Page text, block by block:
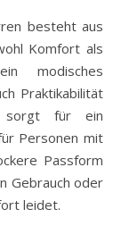
besteht aus
Komfort als
modisches
Praktikabilität
sorgt für ein
Personen mit
Passform
Gebrauch oder
leidet.